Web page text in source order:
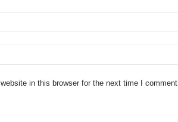
in this browser for the next time I comment.